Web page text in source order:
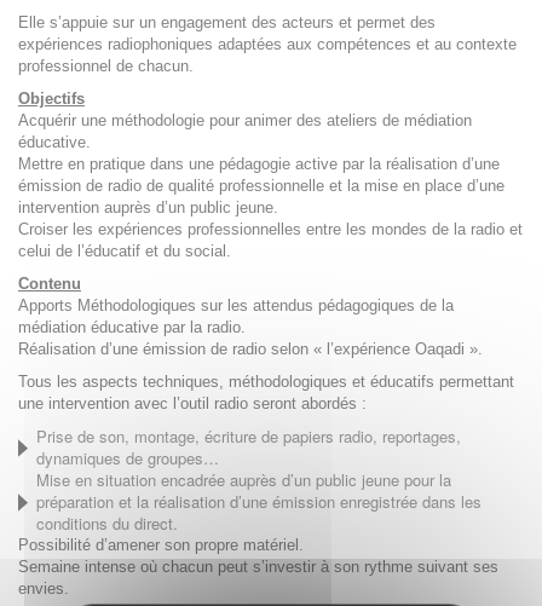
Elle s’appuie sur un engagement des acteurs et permet des
expériences radiophoniques adaptées aux compétences et au contexte
professionnel de chacun.
Objectifs
Acquérir une méthodologie pour animer des ateliers de médiation
éducative.
Mettre en pratique dans une pédagogie active par la réalisation d’une
émission de radio de qualité professionnelle et la mise en place d’une
intervention auprès d’un public jeune.
Croiser les expériences professionnelles entre les mondes de la radio et
celui de l’éducatif et du social.
Contenu
Apports Méthodologiques sur les attendus pédagogiques de la
médiation éducative par la radio.
Réalisation d’une émission de radio selon « l’expérience Oaqadi ».
Tous les aspects techniques, méthodologiques et éducatifs permettant
une intervention avec l’outil radio seront abordés :
Prise de son, montage, écriture de papiers radio, reportages,
dynamiques de groupes…
Mise en situation encadrée auprès d’un public jeune pour la
préparation et la réalisation d’une émission enregistrée dans les
conditions du direct.
Possibilité d’amener son propre matériel.
Semaine intense où chacun peut s’investir à son rythme suivant ses
envies.